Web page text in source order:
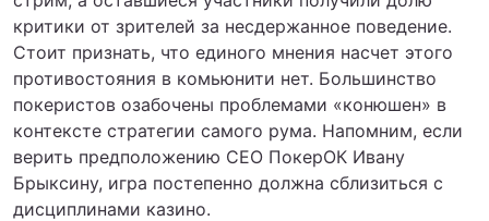
критики от зрителей за несдержанное поведение.
Стоит признать, что единого мнения насчет этого
противостояния в комьюнити нет. Большинство
покеристов озабочены проблемами «конюшен» в
контексте стратегии самого рума. Напомним, если
верить предположению СЕО ПокерОК Ивану
Брыксину, игра постепенно должна сблизиться с
дисциплинами казино.